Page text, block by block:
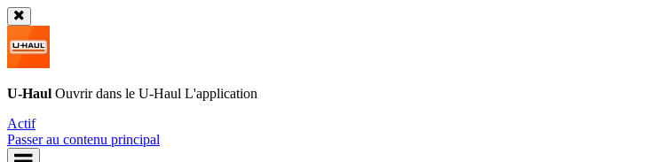
U-Haul Ouvrir dans le U-Haul L'application
Actif
Passer au contenu principal